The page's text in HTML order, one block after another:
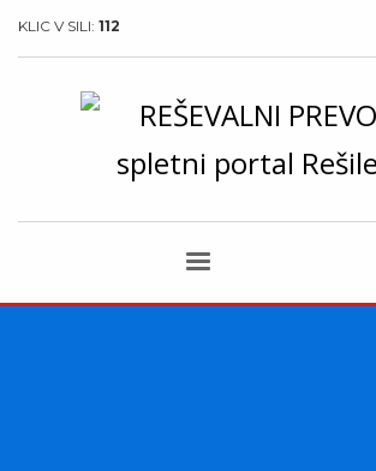
KLIC V SILI: 112